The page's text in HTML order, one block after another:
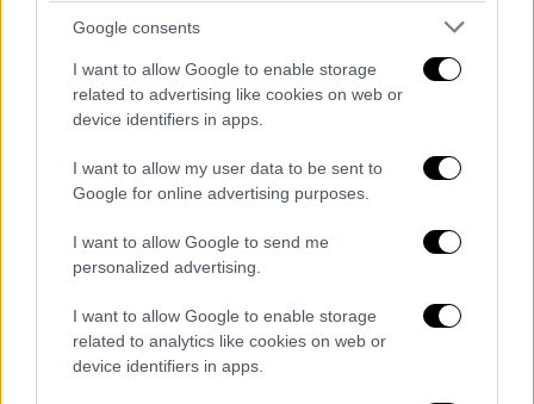
Google consents
I want to allow Google to enable storage
related to advertising like cookies on web or
device identifiers in apps.
I want to allow my user data to be sent to
Google for online advertising purposes.
I want to allow Google to send me
personalized advertising.
I want to allow Google to enable storage
related to analytics like cookies on web or
device identifiers in apps.
Opening Act: KAPTEN
Οι Locomondo είναι:
Μάρκος Κούμαρης – Φωνή, κιθάρα
Γιάννης Βαρνάβας – Κιθάρα, φωνή
Σταμάτης Γούλας – Πλήκτρα, sampler,